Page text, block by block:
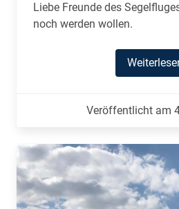
Liebe Freunde des
noch werden wollen.
Veröffentlicht am